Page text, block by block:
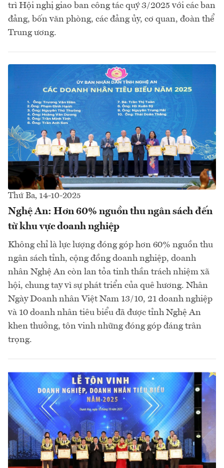
trì Hội nghị giao ban công tác quý 3/2025 với các ban
đảng, bốn văn phòng, các đảng ủy, cơ quan, đoàn thể
Trung ương.
Thứ Ba, 14-10-2025
Nghệ An: Hơn 60% nguồn thu ngân sách đến
từ khu vực doanh nghiệp
Không chỉ là lực lượng đóng góp hơn 60% nguồn thu
ngân sách tỉnh, cộng đồng doanh nghiệp, doanh
nhân Nghệ An còn lan tỏa tinh thần trách nhiệm xã
hội, chung tay vì sự phát triển của quê hương. Nhân
Ngày Doanh nhân Việt Nam 13/10, 21 doanh nghiệp
và 10 doanh nhân tiêu biểu đã được tỉnh Nghệ An
khen thưởng, tôn vinh những đóng góp đáng trân
trọng.